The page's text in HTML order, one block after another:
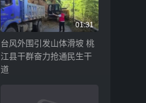
01:31
台风外围引发山体滑坡 桃
江县干群奋力抢通民生干
道